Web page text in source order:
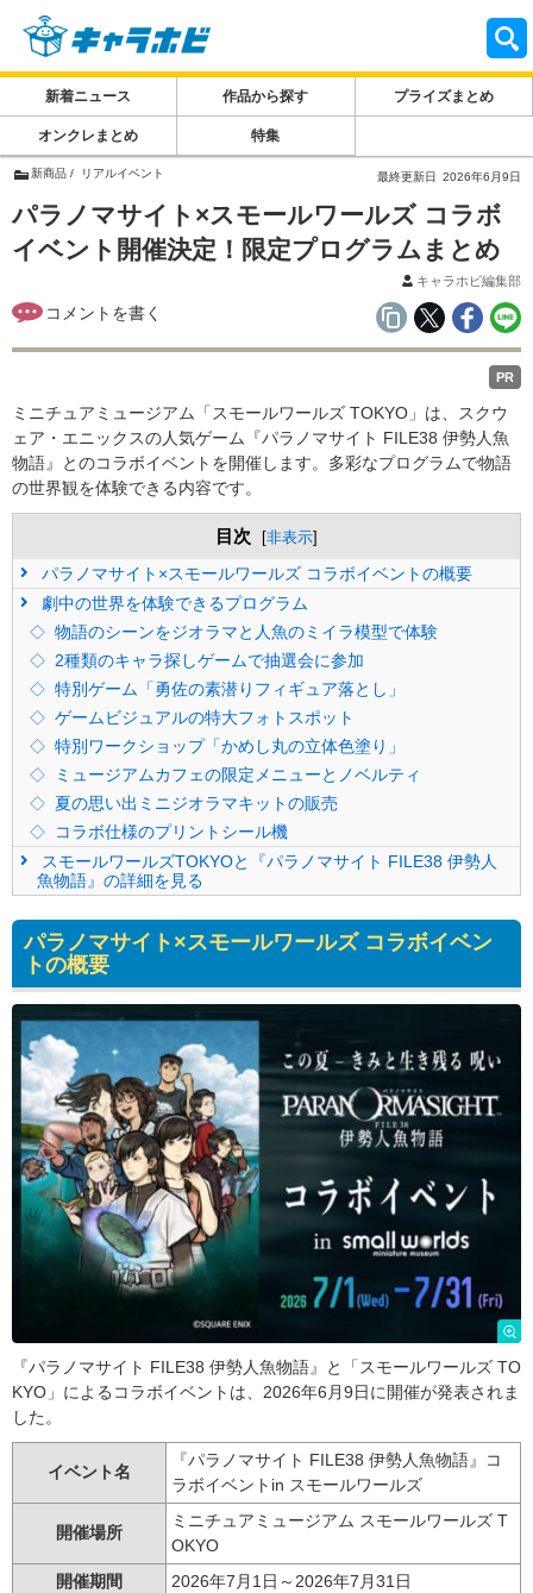
新着ニュース 作品から探す プライズまとめ
オンクレまとめ 特集
新商品 リアルイベント 最終更新日 2026年6月9日
パラノマサイト×スモールワールズ コラボ
イベント開催決定！限定プログラムまとめ
キャラホビ編集部
PR
ミニチュアミュージアム「スモールワールズ TOKYO」は、スクウ
ェア・エニックスの人気ゲーム『パラノマサイト FILE38 伊勢人魚
物語』とのコラボイベントを開催します。多彩なプログラムで物語
の世界観を体験できる内容です。
目次 [非表示]
パラノマサイト×スモールワールズ コラボイベントの概要
劇中の世界を体験できるプログラム
物語のシーンをジオラマと人魚のミイラ模型で体験
2種類のキャラ探しゲームで抽選会に参加
特別ゲーム「勇佐の素潜りフィギュア落とし」
ゲームビジュアルの特大フォトスポット
特別ワークショップ「かめし丸の立体色塗り」
ミュージアムカフェの限定メニューとノベルティ
夏の思い出ミニジオラマキットの販売
コラボ仕様のプリントシール機
スモールワールズTOKYOと『パラノマサイト FILE38 伊勢人
魚物語』の詳細を見る
パラノマサイト×スモールワールズ コラボイベン
トの概要
『パラノマサイト FILE38 伊勢人魚物語』と「スモールワールズ TO
KYO」によるコラボイベントは、2026年6月9日に開催が発表されま
した。
イベント名
『パラノマサイト FILE38 伊勢人魚物語』コ
ラボイベントin スモールワールズ
開催場所
ミニチュアミュージアム スモールワールズ T
OKYO
開催期間
2026年7月1日～2026年7月31日